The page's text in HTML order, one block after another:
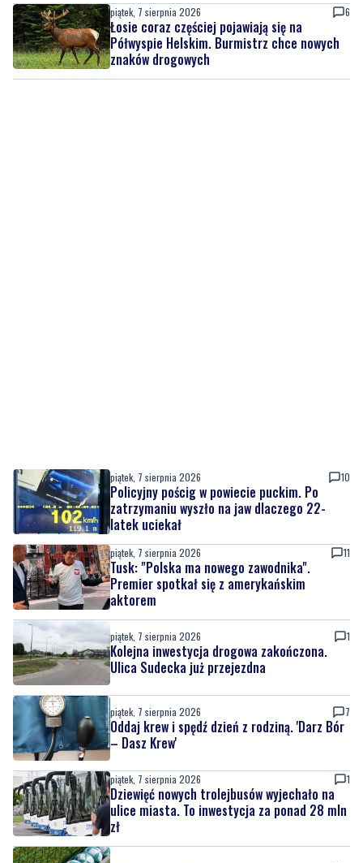
piątek, 7 sierpnia 2026 6
Łosie coraz częściej pojawiają się na
Półwyspie Helskim. Burmistrz chce nowych
znaków drogowych
piątek, 7 sierpnia 2026 10
Policyjny pościg w powiecie puckim. Po
zatrzymaniu wyszło na jaw dlaczego 22-
latek uciekał
piątek, 7 sierpnia 2026 11
Tusk: "Polska ma nowego zawodnika".
Premier spotkał się z amerykańskim
aktorem
piątek, 7 sierpnia 2026 1
Kolejna inwestycja drogowa zakończona.
Ulica Sudecka już przejezdna
piątek, 7 sierpnia 2026 7
Oddaj krew i spędź dzień z rodziną. 'Darz Bór
– Dasz Krew'
piątek, 7 sierpnia 2026 1
Dziewięć nowych trolejbusów wyjechało na
ulice miasta. To inwestycja za ponad 28 mln
zł